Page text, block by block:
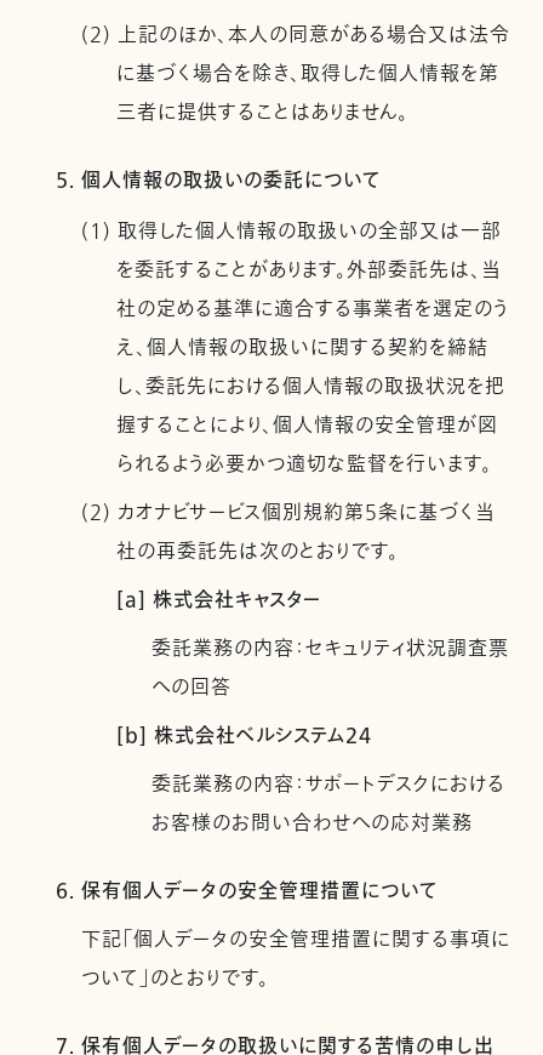
(2) 上記のほか、本人の同意がある場合又は法令
に基づく場合を除き、取得した個人情報を第
三者に提供することはありません。
5. 個人情報の取扱いの委託について
(1) 取得した個人情報の取扱いの全部又は一部
を委託することがあります。外部委託先は、当
社の定める基準に適合する事業者を選定のう
え、個人情報の取扱いに関する契約を締結
し、委託先における個人情報の取扱状況を把
握することにより、個人情報の安全管理が図
られるよう必要かつ適切な監督を行います。
(2) カオナビサービス個別規約第5条に基づく当
社の再委託先は次のとおりです。
[a] 株式会社キャスター
委託業務の内容：セキュリティ状況調査票
への回答
[b] 株式会社ベルシステム24
委託業務の内容：サポートデスクにおける
お客様のお問い合わせへの応対業務
6. 保有個人データの安全管理措置について
下記「個人データの安全管理措置に関する事項に
ついて」のとおりです。
7. 保有個人データの取扱いに関する苦情の申し出